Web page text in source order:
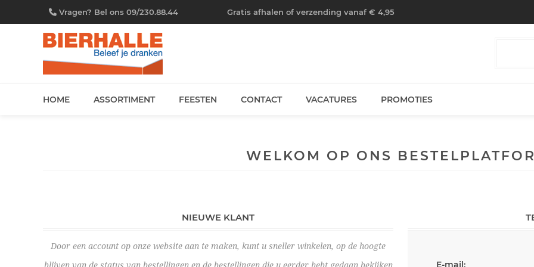
Vragen? Bel ons 09/230.88.44 Gratis afhalen of verzending vanaf € 4,95
HOME ASSORTIMENT FEESTEN CONTACT VACATURES PROMOTIES
WELKOM OP ONS
NIEUWE KLANT
Door een account op onze website aan te maken, kunt u sneller winkelen, op de hoogte
E-mail: